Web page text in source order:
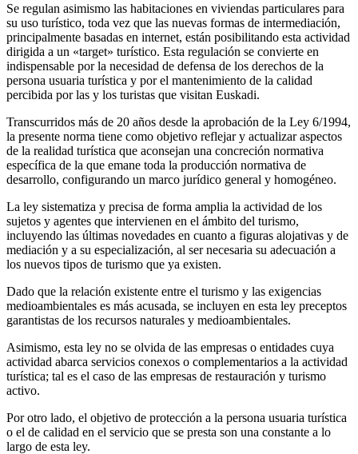
Se regulan asimismo las habitaciones en viviendas particulares para
su uso turístico, toda vez que las nuevas formas de intermediación,
principalmente basadas en internet, están posibilitando esta actividad
dirigida a un «target» turístico. Esta regulación se convierte en
indispensable por la necesidad de defensa de los derechos de la
persona usuaria turística y por el mantenimiento de la calidad
percibida por las y los turistas que visitan Euskadi.
Transcurridos más de 20 años desde la aprobación de la Ley 6/1994,
la presente norma tiene como objetivo reflejar y actualizar aspectos
de la realidad turística que aconsejan una concreción normativa
específica de la que emane toda la producción normativa de
desarrollo, configurando un marco jurídico general y homogéneo.
La ley sistematiza y precisa de forma amplia la actividad de los
sujetos y agentes que intervienen en el ámbito del turismo,
incluyendo las últimas novedades en cuanto a figuras alojativas y de
mediación y a su especialización, al ser necesaria su adecuación a
los nuevos tipos de turismo que ya existen.
Dado que la relación existente entre el turismo y las exigencias
medioambientales es más acusada, se incluyen en esta ley preceptos
garantistas de los recursos naturales y medioambientales.
Asimismo, esta ley no se olvida de las empresas o entidades cuya
actividad abarca servicios conexos o complementarios a la actividad
turística; tal es el caso de las empresas de restauración y turismo
activo.
Por otro lado, el objetivo de protección a la persona usuaria turística
o el de calidad en el servicio que se presta son una constante a lo
largo de esta ley.